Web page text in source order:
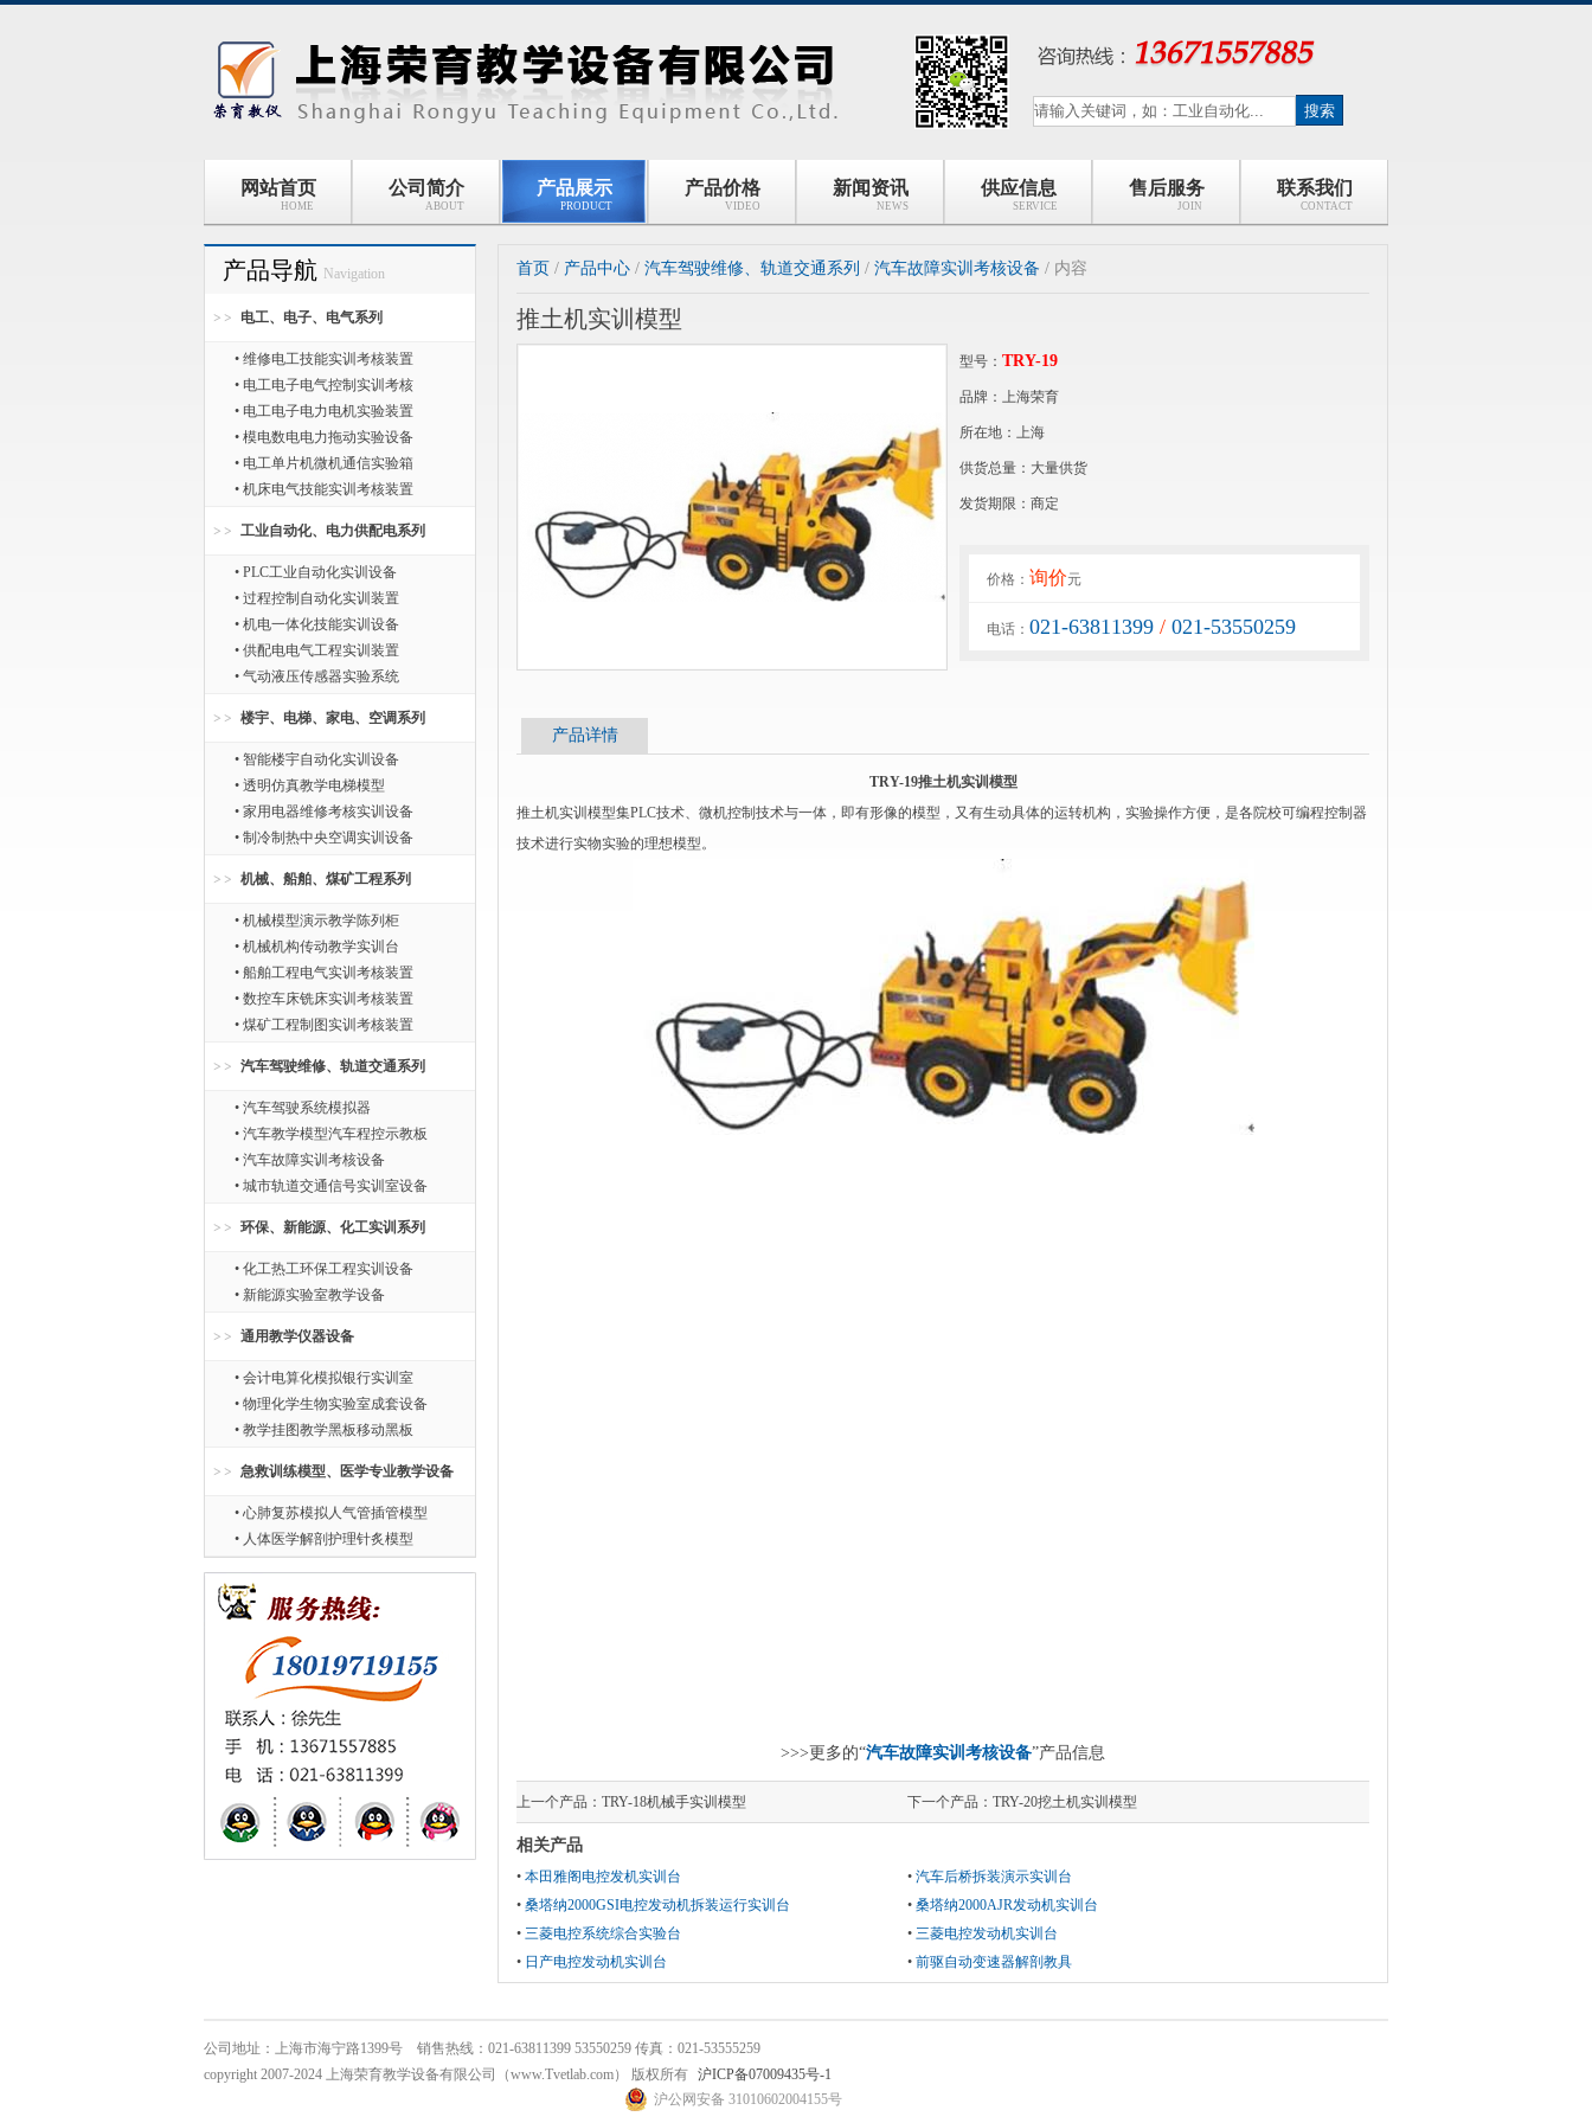
网站首页
HOME
公司简介
ABOUT
产品展示
PRODUCT
产品价格
VIDEO
新闻资讯
NEWS
供应信息
SERVICE
售后服务
JOIN
联系我们
CONTACT
产品导航 Navigation
电工、电子、电气系列
• 维修电工技能实训考核装置
• 电工电子电气控制实训考核
• 电工电子电力电机实验装置
• 模电数电电力拖动实验设备
• 电工单片机微机通信实验箱
• 机床电气技能实训考核装置
工业自动化、电力供配电系列
• PLC工业自动化实训设备
• 过程控制自动化实训装置
• 机电一体化技能实训设备
• 供配电电气工程实训装置
• 气动液压传感器实验系统
楼宇、电梯、家电、空调系列
• 智能楼宇自动化实训设备
• 透明仿真教学电梯模型
• 家用电器维修考核实训设备
• 制冷制热中央空调实训设备
机械、船舶、煤矿工程系列
• 机械模型演示教学陈列柜
• 机械机构传动教学实训台
• 船舶工程电气实训考核装置
• 数控车床铣床实训考核装置
• 煤矿工程制图实训考核装置
汽车驾驶维修、轨道交通系列
• 汽车驾驶系统模拟器
• 汽车教学模型汽车程控示教板
• 汽车故障实训考核设备
• 城市轨道交通信号实训室设备
环保、新能源、化工实训系列
• 化工热工环保工程实训设备
• 新能源实验室教学设备
通用教学仪器设备
• 会计电算化模拟银行实训室
• 物理化学生物实验室成套设备
• 教学挂图教学黑板移动黑板
急救训练模型、医学专业教学设备
• 心肺复苏模拟人气管插管模型
• 人体医学解剖护理针炙模型
首页 / 产品中心 / 汽车驾驶维修、轨道交通系列 / 汽车故障实训考核设备 / 内容
推土机实训模型
型号： TRY-19
品牌：上海荣育
所在地：上海
供货总量：大量供货
发货期限：商定
价格： 询价元
电话： 021-63811399 / 021-53550259
产品详情
TRY-19推土机实训模型
推土机实训模型集PLC技术、微机控制技术与一体，即有形像的模型，又有生动具体的运转机构，实验操作方便，是各院校可编程控制器
技术进行实物实验的理想模型。
>>>更多的“汽车故障实训考核设备”产品信息
上一个产品： TRY-18机械手实训模型 下一个产品： TRY-20挖土机实训模型
相关产品
• 本田雅阁电控发机实训台 • 汽车后桥拆装演示实训台
• 桑塔纳2000GSI电控发动机拆装运行实训台 • 桑塔纳2000AJR发动机实训台
• 三菱电控系统综合实验台 • 三菱电控发动机实训台
• 日产电控发动机实训台 • 前驱自动变速器解剖教具
公司地址：上海市海宁路1399号 销售热线：021-63811399 53550259 传真：021-53555259
copyright 2007-2024 上海荣育教学设备有限公司（www.Tvetlab.com） 版权所有 沪ICP备07009435号-1
沪公网安备 31010602004155号